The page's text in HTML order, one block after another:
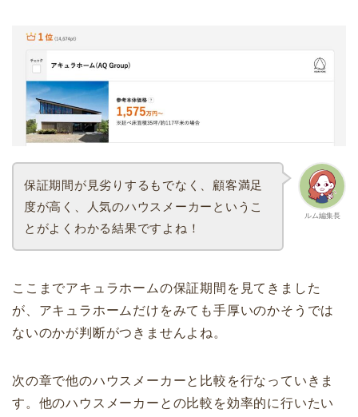
ルム編集長
保証期間が見劣りするもでなく、顧客満足
度が高く、人気のハウスメーカーというこ
とがよくわかる結果ですよね！
ここまでアキュラホームの保証期間を見てきました
が、アキュラホームだけをみても手厚いのかそうでは
ないのかが判断がつきませんよね。
次の章で他のハウスメーカーと比較を行なっていきま
す。他のハウスメーカーとの比較を効率的に行いたい